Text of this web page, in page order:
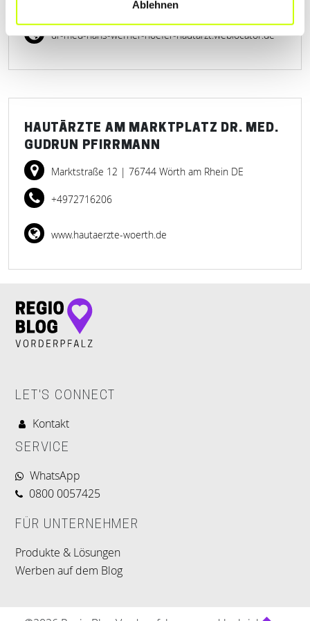
Ablehnen
dr-med-hans-werner-hoefer-hautarzt.weblocator.de
HAUTÄRZTE AM MARKTPLATZ DR. MED.
GUDRUN PFIRRMANN
Marktstraße 12 | 76744 Wörth am Rhein DE
+4972716206
www.hautaerzte-woerth.de
LET'S CONNECT
Kontakt
SERVICE
WhatsApp
0800 0057425
FÜR UNTERNEHMER
Produkte & Lösungen
Werben auf dem Blog